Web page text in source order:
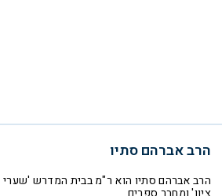
הרב אברהם סתיו
הרב אברהם סתיו הוא ר"מ בבית המדרש 'שערי